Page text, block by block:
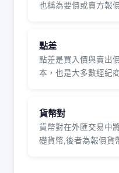
也稱為要價或賣方報
點差
點差是買入價與賣出
本，也是大多數經紀
貨幣對
貨幣對在外匯交易中
礎貨幣,後者為報價貨